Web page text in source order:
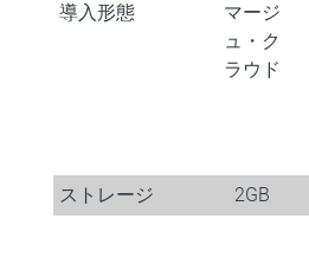
導入形態
マージ
ュ・ク
ラウド
ストレージ 2GB